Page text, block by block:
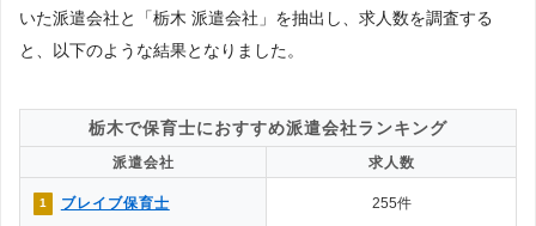
いた派遣会社と「栃木 派遣会社」を抽出し、求人数を調査する
と、以下のような結果となりました。
栃木で保育士におすすめ派遣会社ランキング
派遣会社 求人数
1 ブレイブ保育士 255件